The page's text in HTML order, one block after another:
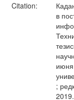
Citation:
в
июня
;